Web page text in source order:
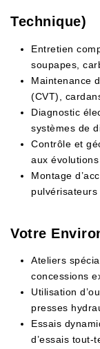
Technique)
Entretien
soupapes,
Maintenance
(CVT),
Diagnostic
systèmes de
Contrôle et
aux
Montage
pulvérisateurs
Votre
Ateliers
concessions
Utilisation
presses
Essais
d’essais tout-